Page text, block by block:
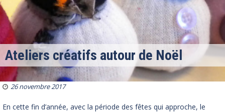
Ateliers créatifs autour de Noël
26 novembre 2017
En cette fin d’année, avec la période des fêtes qui approche, le